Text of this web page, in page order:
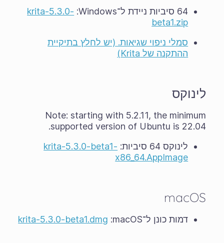
64 סיביות ניידת ל־Windows‏:
krita-5.3.0-
beta1.zip
סמלי ניפוי שגיאות. (יש לחלץ בתיקיית
ההתקנה של Krita)
לינוקס
Note: starting with 5.2.11, the minimum
supported version of Ubuntu is 22.04.
לינוקס 64 סיביות:
krita-5.3.0-beta1-
x86_64.AppImage
macOS
דמות כונן ל־macOS‏: krita-5.3.0-beta1.dmg